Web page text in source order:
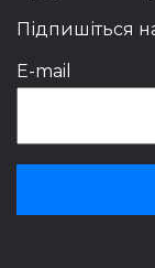
Підпишіться
E-mail